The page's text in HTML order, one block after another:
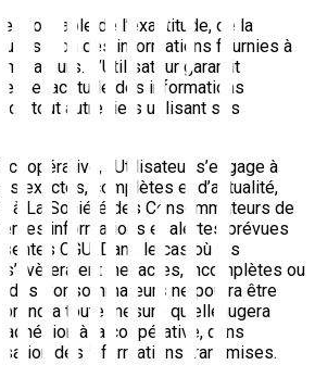
de l’exactitude, de la
des informations fournies à
L’Utilisateur garantit
l’exactitude des informations
ou tout autre tiers utilisant ses
coopérative, l’Utilisateur s’engage à
exactes, complètes et d’actualité,
à La Société des Consommateurs de
informations et alertes prévues
CGU. Dans le cas où les
inexactes, incomplètes ou
Consommateurs ne pourra être
toute mesure qu’elle jugera
à la coopérative, dans
des informations transmises.